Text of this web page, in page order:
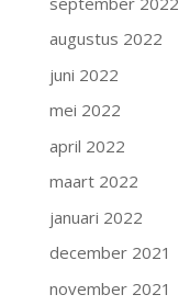
augustus 2022
juni 2022
mei 2022
april 2022
maart 2022
januari 2022
december 2021
november 2021